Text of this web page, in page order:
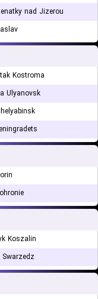
nad Jizerou
Kostroma
Ulyanovsk
Koszalin
Swarzedz